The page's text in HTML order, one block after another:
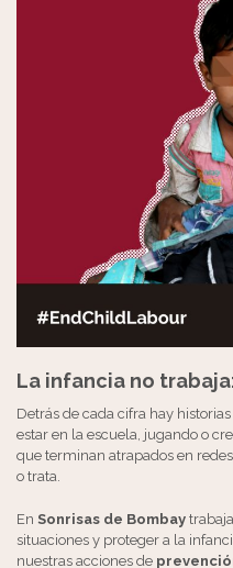
La infancia no
Detrás de cada cifra hay
estar en la escuela, jugando o
que terminan atrapados en
o trata.
En Sonrisas de Bombay
situaciones y proteger a la
nuestras acciones de